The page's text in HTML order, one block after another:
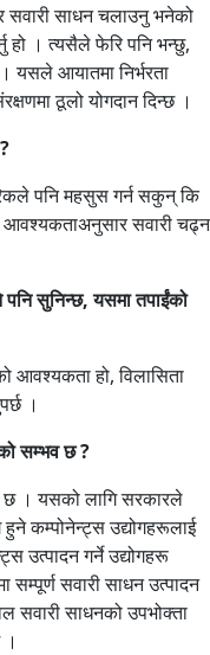
सवारी साधन चलाउनु भनेको
हो । त्यसैले फेरि पनि भन्छु,
यसले आयातमा निर्भरता
ठूलो योगदान दिन्छ ।
पनि महसुस गर्न सकुन् कि
आवश्यकताअनुसार सवारी चढ्न
सुनिन्छ, यसमा तपाईंको
आवश्यकता हो, विलासिता
।
सम्भव छ ?
छ । यसको लागि सरकारले
हुने कम्पोनेन्ट्स उद्योगहरूलाई
उत्पादन गर्ने उद्योगहरू
सवारी साधन उत्पादन
साधनको उपभोक्ता
।